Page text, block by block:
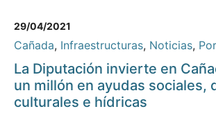
29/04/2021
Cañada, Infraestructuras, Noticias,
La Diputación invierte en
un millón en ayudas sociales,
culturales e hídricas